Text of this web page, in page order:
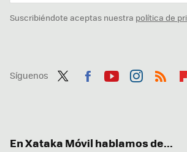
Suscribiéndote aceptas nuestra política de
Síguenos
En Xataka Móvil hablamos de...